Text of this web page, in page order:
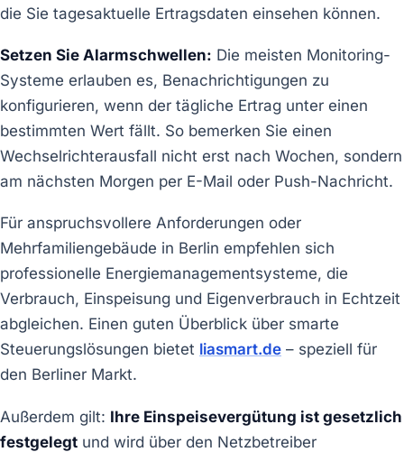
die Sie tagesaktuelle Ertragsdaten einsehen können.
Setzen Sie Alarmschwellen: Die meisten Monitoring-
Systeme erlauben es, Benachrichtigungen zu
konfigurieren, wenn der tägliche Ertrag unter einen
bestimmten Wert fällt. So bemerken Sie einen
Wechselrichterausfall nicht erst nach Wochen, sondern
am nächsten Morgen per E-Mail oder Push-Nachricht.
Für anspruchsvollere Anforderungen oder
Mehrfamiliengebäude in Berlin empfehlen sich
professionelle Energiemanagementsysteme, die
Verbrauch, Einspeisung und Eigenverbrauch in Echtzeit
abgleichen. Einen guten Überblick über smarte
Steuerungslösungen bietet liasmart.de – speziell für
den Berliner Markt.
Außerdem gilt: Ihre Einspeisevergütung ist gesetzlich
festgelegt und wird über den Netzbetreiber